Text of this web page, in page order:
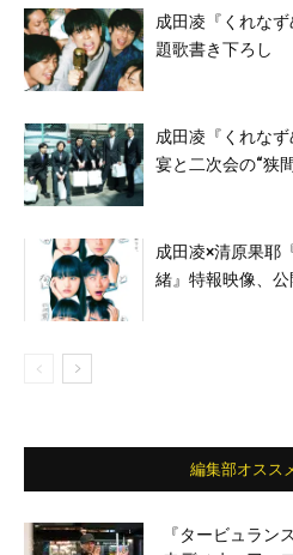
成田凌『くれな
題歌書き下ろし
成田凌『くれな
宴と二次会の“狭
成田凌×清原果耶
緒』特報映像、
編集部オスス
『タービュラン